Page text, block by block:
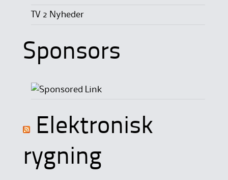
TV 2 Nyheder
Sponsors
Elektronisk
rygning